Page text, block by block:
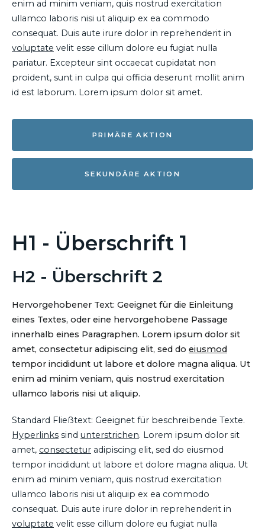
enim ad minim veniam, quis nostrud exercitation
ullamco laboris nisi ut aliquip ex ea commodo
consequat. Duis aute irure dolor in reprehenderit in
voluptate velit esse cillum dolore eu fugiat nulla
pariatur. Excepteur sint occaecat cupidatat non
proident, sunt in culpa qui officia deserunt mollit anim
id est laborum. Lorem ipsum dolor sit amet.
PRIMÄRE AKTION
SEKUNDÄRE AKTION
H1 - Überschrift 1
H2 - Überschrift 2
Hervorgehobener Text: Geeignet für die Einleitung
eines Textes, oder eine hervorgehobene Passage
innerhalb eines Paragraphen. Lorem ipsum dolor sit
amet, consectetur adipiscing elit, sed do eiusmod
tempor incididunt ut labore et dolore magna aliqua. Ut
enim ad minim veniam, quis nostrud exercitation
ullamco laboris nisi ut aliquip.
Standard Fließtext: Geeignet für beschreibende Texte.
Hyperlinks sind unterstrichen. Lorem ipsum dolor sit
amet, consectetur adipiscing elit, sed do eiusmod
tempor incididunt ut labore et dolore magna aliqua. Ut
enim ad minim veniam, quis nostrud exercitation
ullamco laboris nisi ut aliquip ex ea commodo
consequat. Duis aute irure dolor in reprehenderit in
voluptate velit esse cillum dolore eu fugiat nulla